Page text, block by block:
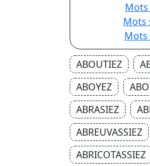
Mots
ABOUTIEZ
ABOYEZ
ABRASIEZ
ABREUVASSIEZ
ABRICOTASSIEZ